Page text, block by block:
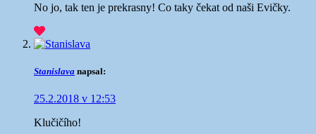
No jo, tak ten je prekrasny! Co taky čekat od naši Evičky.
Stanislava napsal:
25.2.2018 v 12:53
Klučičího!